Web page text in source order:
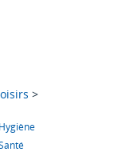
>
Hygiène